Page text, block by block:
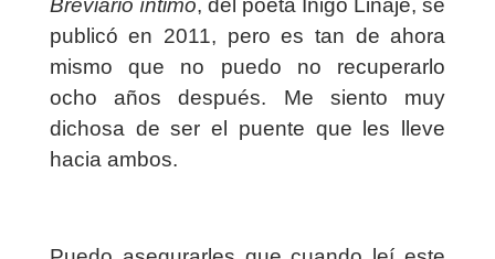
Breviario íntimo, del poeta Íñigo Linaje, se
publicó en 2011, pero es tan de ahora
mismo que no puedo no recuperarlo
ocho años después. Me siento muy
dichosa de ser el puente que les lleve
hacia ambos.